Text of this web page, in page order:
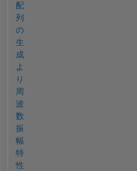
配
列
の
生
成
よ
り
周
波
数
振
幅
特
性